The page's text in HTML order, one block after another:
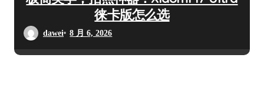
徕卡版怎么选
dawei 8 月 6, 2026